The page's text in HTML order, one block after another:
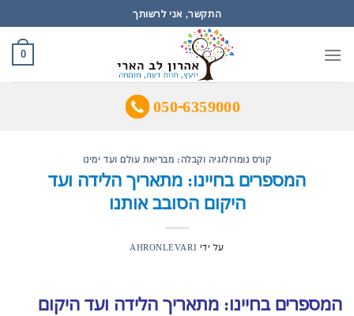
to
content
התקשר, אני לרשותך
0
050-6359000
קורס נומרולוגיה וקבלה: מבריאת עולם ועד ימינו
המספרים בחיינו: מתאריך הלידה ועד
היקום הסובב אותנו
על ידי AHRONLEVARI
המספרים בחיינו: מתאריך הלידה ועד היקום